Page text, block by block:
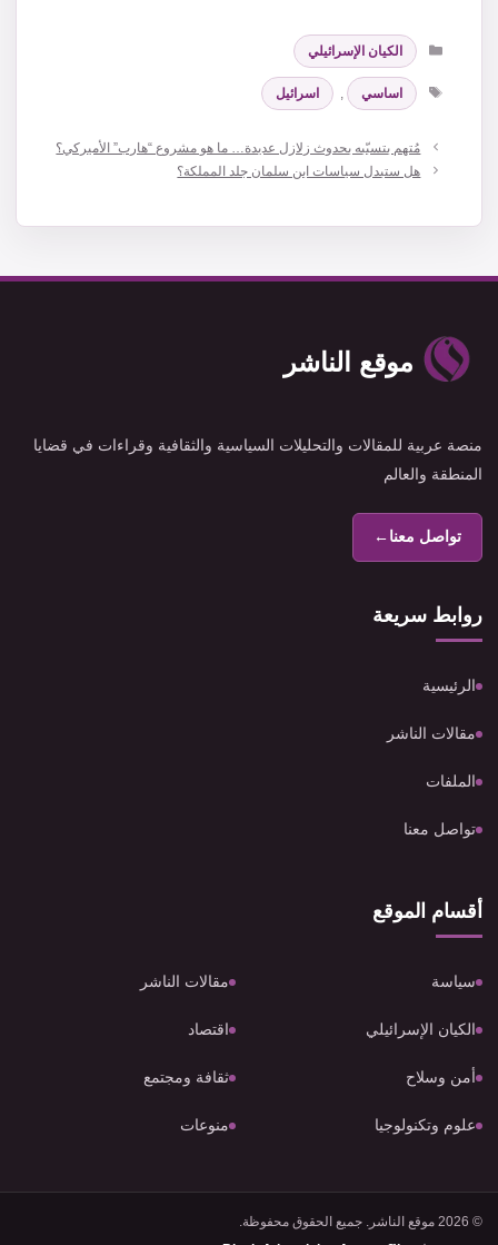
التصنيفات
الكيان الإسرائيلي
الوسوم
اساسي , اسرائيل
مُتهم بتسبّبه بحدوث زلازل عديدة… ما هو مشروع “هارب” الأميركي؟
هل ستبدل سياسات ابن سلمان جلد المملكة؟
موقع الناشر
منصة عربية للمقالات والتحليلات السياسية والثقافية وقراءات في قضايا
المنطقة والعالم
تواصل معنا←
روابط سريعة
الرئيسية
مقالات الناشر
الملفات
تواصل معنا
أقسام الموقع
سياسة مقالات الناشر
الكيان الإسرائيلي اقتصاد
أمن وسلاح ثقافة ومجتمع
علوم وتكنولوجيا منوعات
© 2026 موقع الناشر. جميع الحقوق محفوظة.